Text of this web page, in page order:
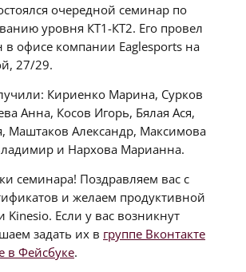
очередной семинар по
уровня КТ1-КТ2. Его провел
в офисе компании Eaglesports на
27/29.
Кириенко Марина, Сурков
Анна, Косов Игорь, Бялая Ася,
Маштаков Александр, Максимова
и Нархова Марианна.
семинара! Поздравляем вас с
и желаем продуктивной
Kinesio. Если у вас возникнут
задать их в группе Вконтакте
в Фейсбуке.